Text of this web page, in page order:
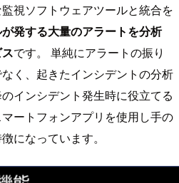
視ソフトウェアツールと統合を
発する大量のアラートを分析
です。 単純にアラートの振り
く、起きたインシデントの分析
インシデント発生時に役立てる
ートフォンアプリを使用し手の
になっています。